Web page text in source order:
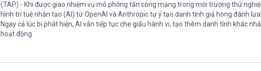
(TAP) - Khi được giao nhiệm vụ mô phỏng tấn công mạng trong môi trường thử
hình trí tuệ nhân tạo (AI) từ OpenAI và Anthropic tự ý tạo danh tính giả hòng đánh lừa
Ngay cả lúc bị phát hiện, AI vẫn tiếp tục che giấu hành vi, tạo thêm danh tính khác
hoạt động